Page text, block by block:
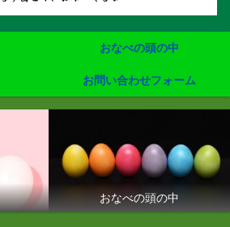
おなべの頭の中
お問い合わせフォーム
おなべの頭の中